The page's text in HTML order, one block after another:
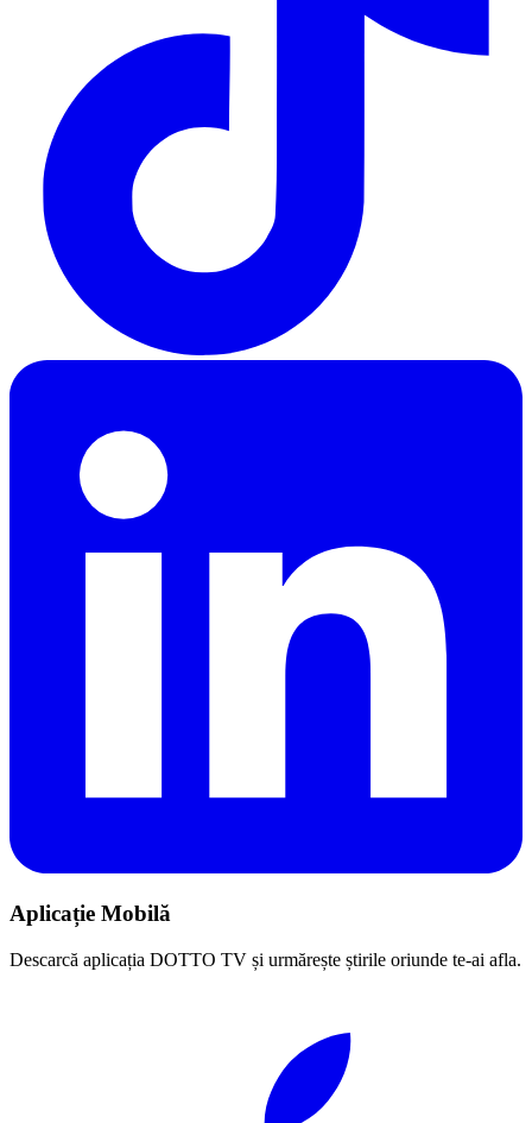
Aplicație Mobilă
Descarcă aplicația DOTTO TV și urmărește știrile oriunde te-ai afla.